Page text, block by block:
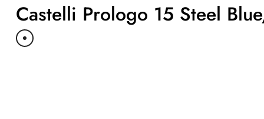
Castelli Prologo 15 Steel